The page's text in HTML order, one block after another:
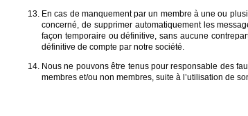
En cas de manquement par un membre à une ou
concerné, de supprimer automatiquement les
façon temporaire ou définitive, sans aucune
définitive de compte par notre société.
Nous ne pouvons être tenus pour responsable des
membres et/ou non membres, suite à l’utilisation de